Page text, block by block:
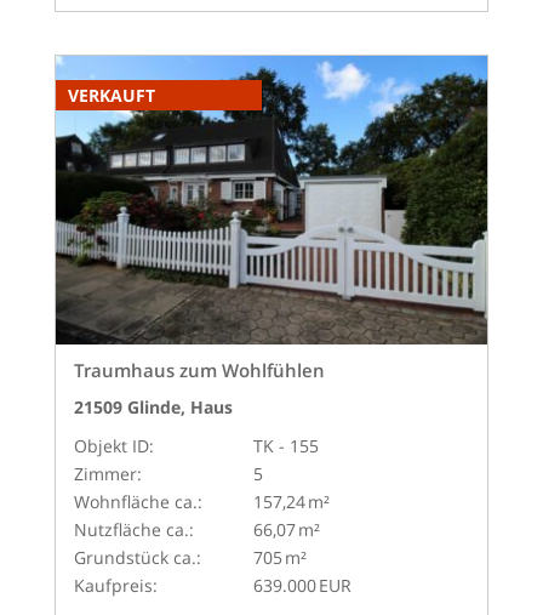
VERKAUFT
Traumhaus zum Wohlfühlen
21509 Glinde, Haus
Objekt ID:
TK - 155
Zimmer:
5
Wohnfläche ca.:
157,24 m²
Nutzfläche ca.:
66,07 m²
Grund­stück ca.:
705 m²
Kaufpreis:
639.000 EUR